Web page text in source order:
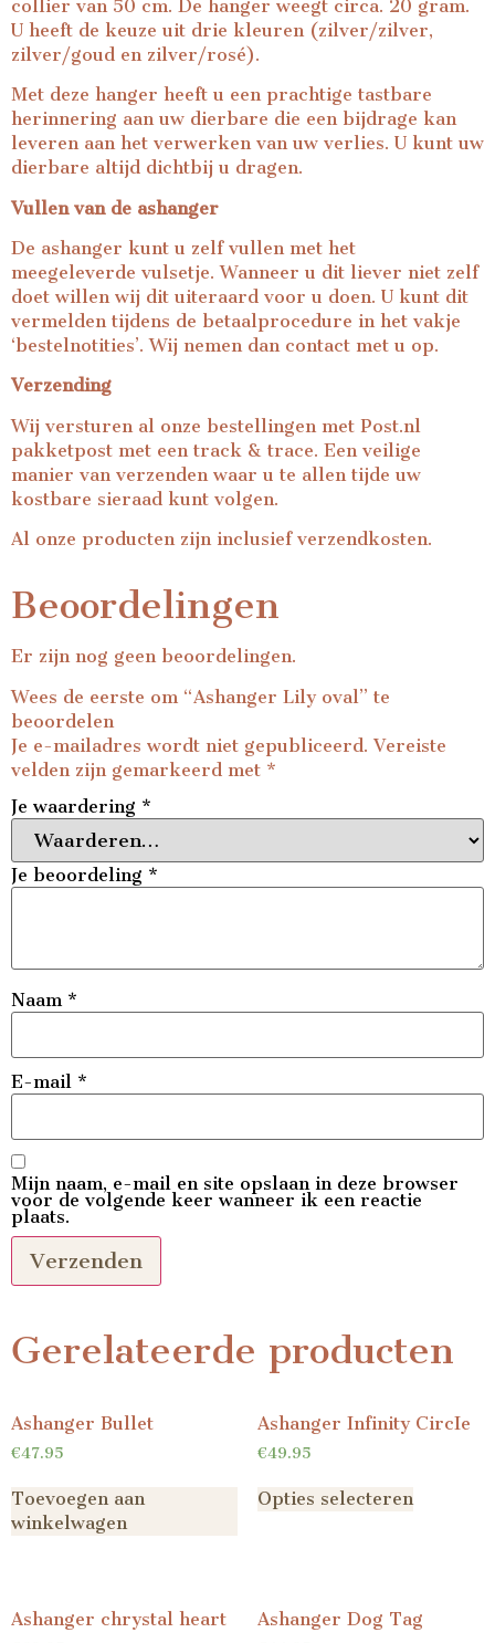
collier van 50 cm. De hanger weegt circa. 20 gram.
U heeft de keuze uit drie kleuren (zilver/zilver,
zilver/goud en zilver/rosé).
Met deze hanger heeft u een prachtige tastbare
herinnering aan uw dierbare die een bijdrage kan
leveren aan het verwerken van uw verlies. U kunt uw
dierbare altijd dichtbij u dragen.
Vullen van de ashanger
De ashanger kunt u zelf vullen met het
meegeleverde vulsetje. Wanneer u dit liever niet zelf
doet willen wij dit uiteraard voor u doen. U kunt dit
vermelden tijdens de betaalprocedure in het vakje
‘bestelnotities’. Wij nemen dan contact met u op.
Verzending
Wij versturen al onze bestellingen met Post.nl
pakketpost met een track & trace. Een veilige
manier van verzenden waar u te allen tijde uw
kostbare sieraad kunt volgen.
Al onze producten zijn inclusief verzendkosten.
Beoordelingen
Er zijn nog geen beoordelingen.
Wees de eerste om “Ashanger Lily oval” te
beoordelen
Je e-mailadres wordt niet gepubliceerd. Vereiste
velden zijn gemarkeerd met *
Je waardering *
Je beoordeling *
Naam *
E-mail *
Mijn naam, e-mail en site opslaan in deze browser
voor de volgende keer wanneer ik een reactie
plaats.
Gerelateerde producten
Ashanger Bullet
€47.95
Toevoegen aan
winkelwagen
Ashanger Infinity CircIe
€49.95
Opties selecteren
Ashanger chrystal heart Ashanger Dog Tag